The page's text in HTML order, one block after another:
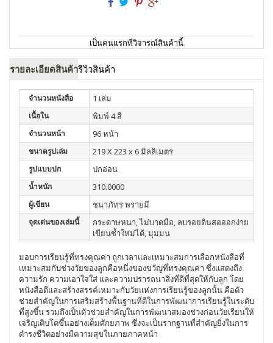
เป็นคนแรกที่วิจารณ์สินค้านี้
รายละเอียดสินค้ารีวิวสินค้า
จำนวนหนังสือ 1 เล่ม
เนื้อใน พิมพ์ 4 สี
จำนวนหน้า 96 หน้า
ขนาดรูปเล่ม 219 X 223 x 6 มิลลิเมตร
รูปแบบปก ปกอ่อน
น้ำหนัก 310.0000
ผู้เขียน ชนาภัทร พรายมี
จุดเด่นของเล่มนี้
กระดาษหนา, ไม่บาดมือ, ลบรอยดินสอออกง่าย
เขียนซ้ำใหม่ได้, มุมมน
มอบการเรียนรู้ที่ทรงคุณค่า ถูกเวลาและเหมาะสมการเลือกหนังสือที่
เหมาะสมกับช่วงวัยของลูกคือหนึ่งของขวัญที่ทรงคุณค่า ซึ่งแสดงถึง
ความรัก ความเอาใจใส่ และความปรารถนาสิ่งที่ดีที่สุดให้กับลูก โดย
หนังสือดีและสร้างสรรค์เหมาะกับวัยแห่งการเรียนรู้ของลูกนั้น คือตัว
ช่วยสำคัญในการเสริมสร้างพื้นฐานที่ดีในการพัฒนาการเรียนรู้ในระดับ
ที่สูงขึ้น รวมถึงเป็นตัวช่วยสำคัญในการพัฒนาสมองช่วงก่อนวัยเรียนให้
เจริญเติบโตขึ้นอย่างเต็มศักยภาพ ซึ่งจะเป็นรากฐานที่สำคัญยิ่งในการ
ดำรงชีวิตอย่างมีความสุขในภายภาคหน้า